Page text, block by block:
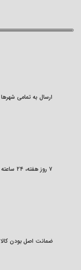
ارسال به تمامی شهرها
۷ روز هفته، ۲۴ ساعته
ضمانت اصل بودن کالا